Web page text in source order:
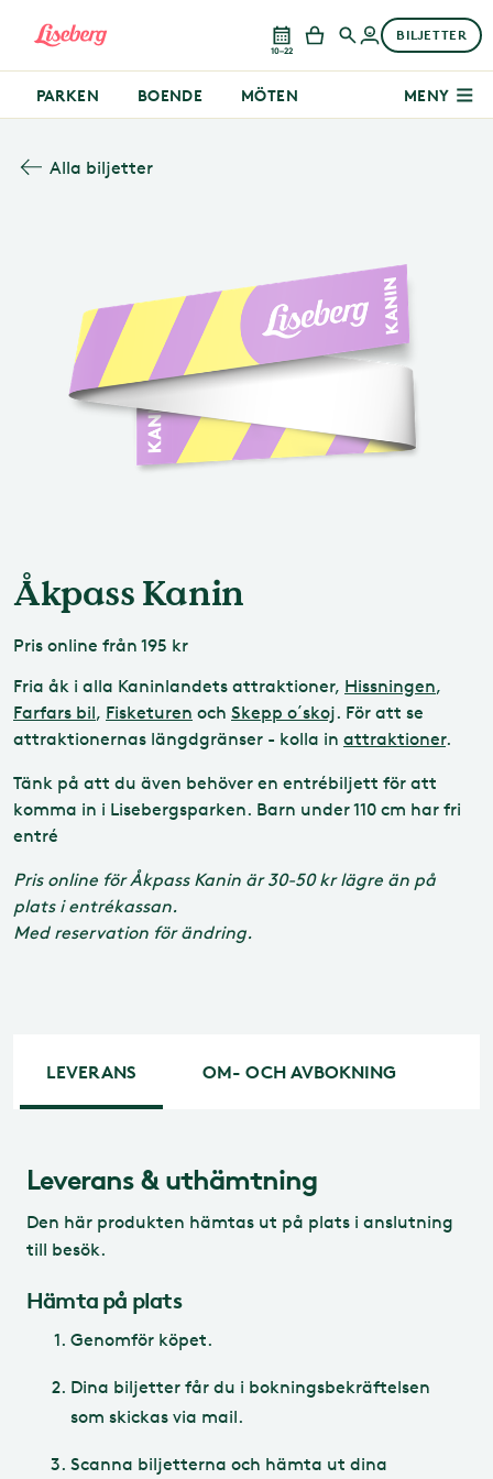
10–22
BILJETTER
PARKEN BOENDE MÖTEN MENY
Alla biljetter
Åkpass Kanin
Pris online från 195 kr
Fria åk i alla Kaninlandets attraktioner, Hissningen,
Farfars bil, Fisketuren och Skepp o´skoj. För att se
attraktionernas längdgränser - kolla in attraktioner.
Tänk på att du även behöver en entrébiljett för att
komma in i Lisebergsparken. Barn under 110 cm har fri
entré
Pris online för Åkpass Kanin är 30-50 kr lägre än på
plats i entrékassan.
Med reservation för ändring.
LEVERANS OM- OCH AVBOKNING
Leverans & uthämtning
Den här produkten hämtas ut på plats i anslutning
till besök.
Hämta på plats
Genomför köpet.
Dina biljetter får du i bokningsbekräftelsen
som skickas via mail.
Scanna biljetterna och hämta ut dina
Ombokning
Går det att omboka sitt
går det att omboka ditt besök
kostnadsfritt. Du kan själv omboka dina
fram till kl 18 dagen före besöket, därefter
Avbokning
Vad gäller för den som vill avboka sitt